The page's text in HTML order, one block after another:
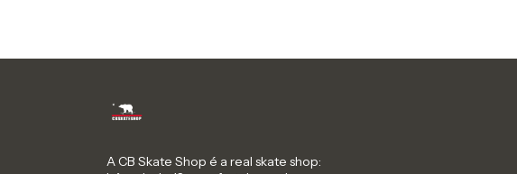
A CB Skate Shop é a real skate shop: